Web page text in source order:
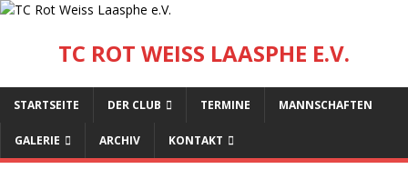
TC ROT WEISS LAASPHE E.V.
STARTSEITE DER CLUB TERMINE MANNSCHAFTEN
GALERIE ARCHIV KONTAKT